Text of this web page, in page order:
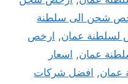
شحن الى سلطنة
لسلطنة عمان, ارخص
عمان, اسعار
عمان, افضل شركات